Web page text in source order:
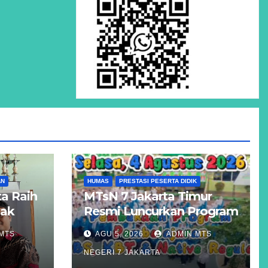
Raih
HUMAS PRESTASI PESERTA DIDIK
MTsN 7 Jakarta Timur
Resmi Luncurkan Program
Unggulan KBS, KBT, dan
Kelas Reguler Native
AGU 5, 2026 ADMIN MTS
NEGERI 7 JAKARTA